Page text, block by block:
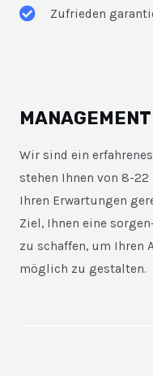
Zufrieden
MANAGEMENT
Wir sind ein
stehen Ihnen von 8-
Ihren Erwartungen
Ziel, Ihnen eine
zu schaffen, um Ihren
möglich zu gestalten.